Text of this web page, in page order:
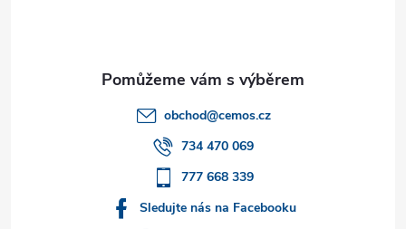
obchod@cemos.cz
734 470 069
777 668 339
Sledujte nás na Facebooku